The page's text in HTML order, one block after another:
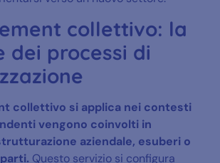
collettivo: la
dei processi di
collettivo si applica nei contesti
vengono coinvolti in
aziendale, esuberi o
Questo servizio si configura